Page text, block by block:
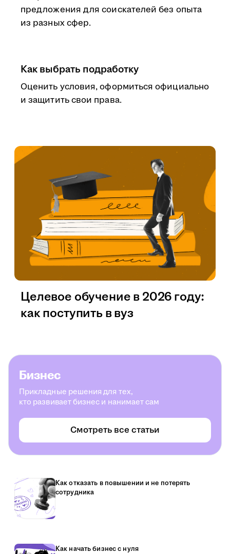
предложения для соискателей без опыта
из разных сфер.
Как выбрать подработку
Оценить условия, оформиться официально
и защитить свои права.
Целевое обучение в 2026 году:
как поступить в вуз
Бизнес
Прикладные решения для тех,
кто развивает бизнес и нанимает сам
Смотреть все статьи
Как отказать в повышении и не потерять
сотрудника
Как начать бизнес с нуля